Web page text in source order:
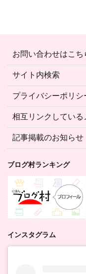
お問い合わせはこち
サイト内検索
プライバシーポリシ
相互リンクしている
記事掲載のお知らせ
ブログ村ランキング
インスタグラム